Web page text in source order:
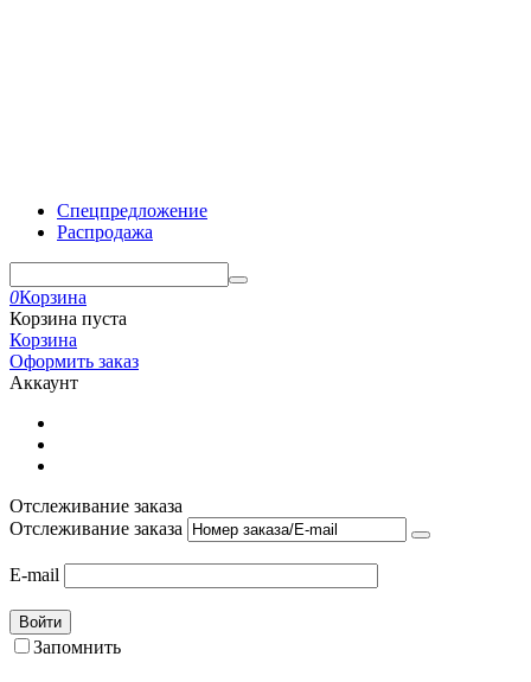
Спецпредложение
Распродажа
0Корзина
Корзина пуста
Корзина
Оформить заказ
Аккаунт
Отслеживание заказа
Отслеживание заказа
E-mail
Войти
Запомнить